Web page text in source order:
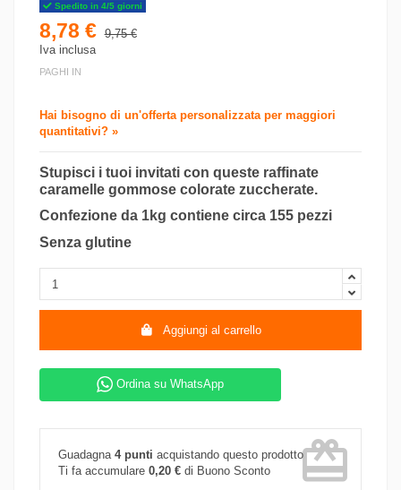
Spedito in 4/5 giorni
8,78 € 9,75 €
Iva inclusa
PAGHI IN
Hai bisogno di un'offerta personalizzata per maggiori
quantitativi? »
Stupisci i tuoi invitati con queste raffinate
caramelle gommose colorate zuccherate.
Confezione da 1kg contiene circa 155 pezzi
Senza glutine
Aggiungi al carrello
Ordina su WhatsApp
Guadagna 4 punti acquistando questo prodotto
Ti fa accumulare 0,20 € di Buono Sconto card_giftcard